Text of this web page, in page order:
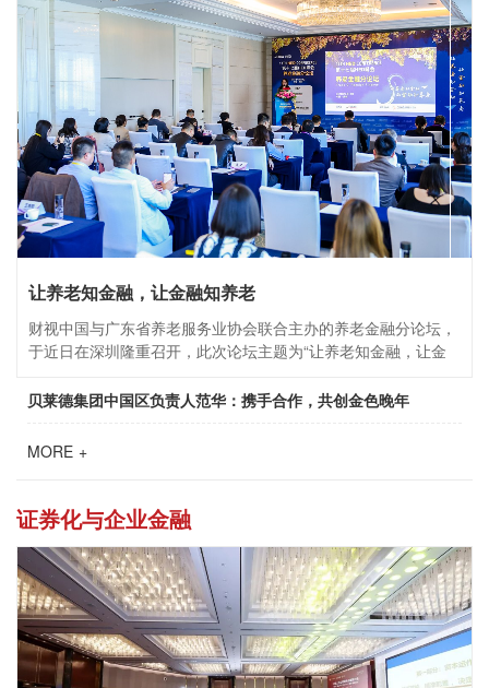
让养老知金融，让金融知养老
财视中国与广东省养老服务业协会联合主办的养老金融分论坛，
于近日在深圳隆重召开，此次论坛主题为“让养老知金融，让金
贝莱德集团中国区负责人范华：携手合作，共创金色晚年
MORE +
证券化与企业金融